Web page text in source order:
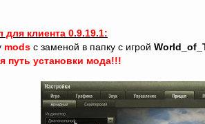
для клиента 0.9.19.1:
mods с заменой в папку с игрой
путь установки мода!!!